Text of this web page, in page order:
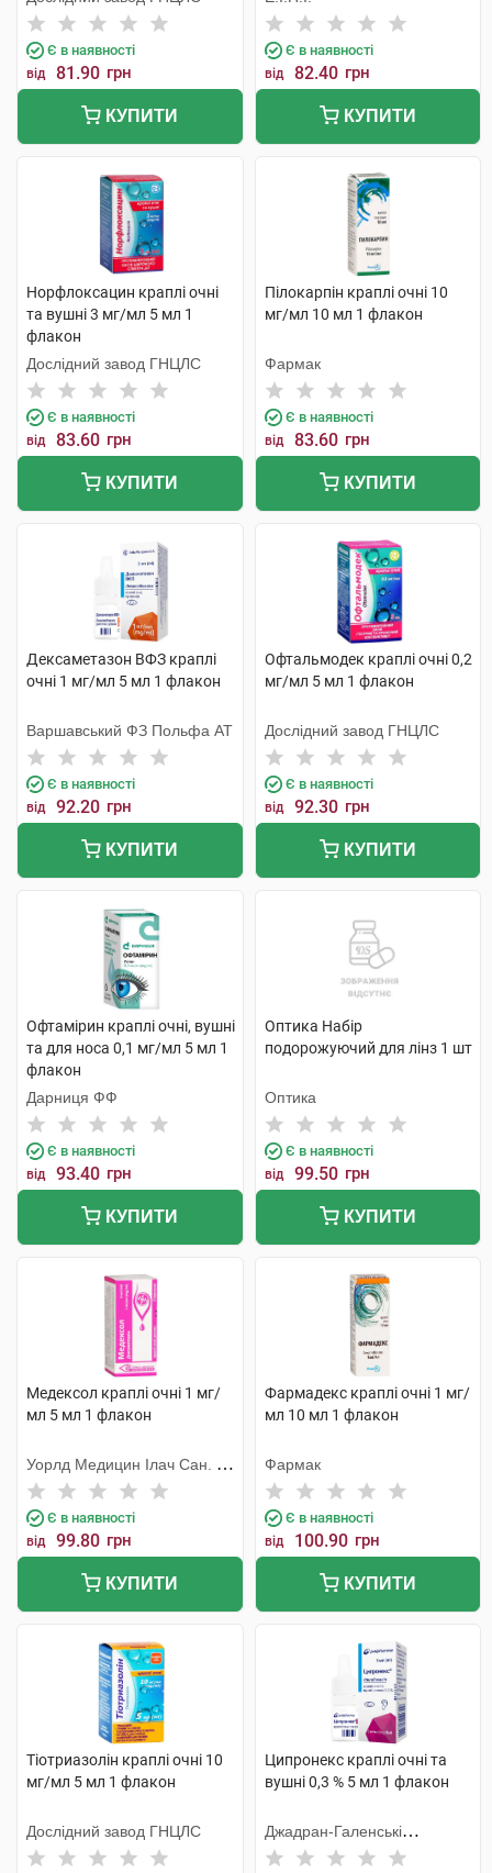
Є в наявності
від 81.90 грн
КУПИТИ
Є в наявності
від 82.40 грн
КУПИТИ
Норфлоксацин краплі очні
та вушні 3 мг/мл 5 мл 1
флакон
Дослідний завод ГНЦЛС
Є в наявності
від 83.60 грн
КУПИТИ
Пілокарпін краплі очні 10
мг/мл 10 мл 1 флакон
Фармак
Є в наявності
від 83.60 грн
КУПИТИ
Дексаметазон ВФЗ краплі
очні 1 мг/мл 5 мл 1 флакон
Варшавський ФЗ Польфа АТ
Є в наявності
від 92.20 грн
КУПИТИ
Офтальмодек краплі очні 0,2
мг/мл 5 мл 1 флакон
Дослідний завод ГНЦЛС
Є в наявності
від 92.30 грн
КУПИТИ
Офтамірин краплі очні, вушні
та для носа 0,1 мг/мл 5 мл 1
флакон
Дарниця ФФ
Є в наявності
від 93.40 грн
КУПИТИ
Оптика Набір
подорожуючий для лінз 1 шт
Оптика
Є в наявності
від 99.50 грн
КУПИТИ
Медексол краплі очні 1 мг/
мл 5 мл 1 флакон
Уорлд Медицин Ілач Сан. Ве
Тідж
Є в наявності
від 99.80 грн
КУПИТИ
Фармадекс краплі очні 1 мг/
мл 10 мл 1 флакон
Фармак
Є в наявності
від 100.90 грн
КУПИТИ
Тіотриазолін краплі очні 10
мг/мл 5 мл 1 флакон
Дослідний завод ГНЦЛС
Ципронекс краплі очні та
вушні 0,3 % 5 мл 1 флакон
Джадран-Галенські
Лабораторій